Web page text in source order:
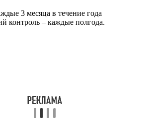
3 месяца в течение года
контроль – каждые полгода.